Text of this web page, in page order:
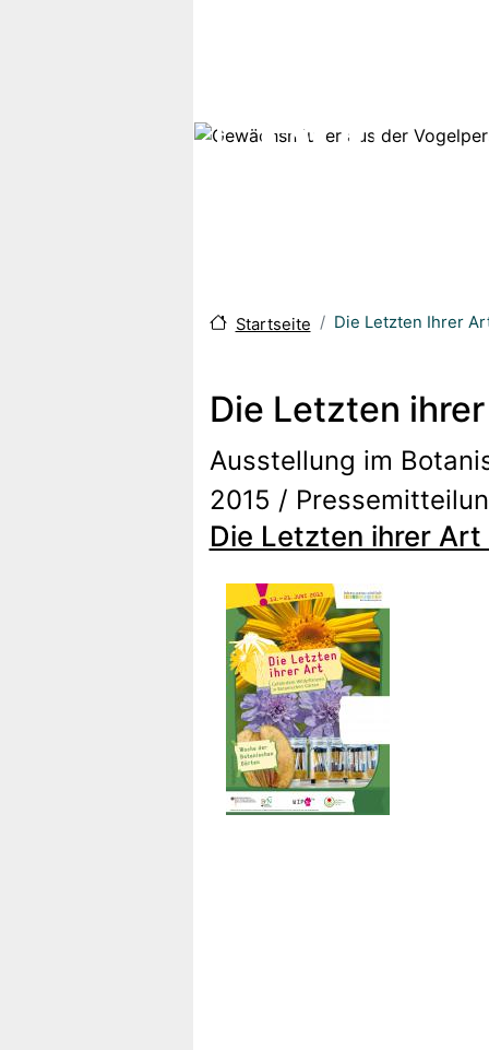
Startseite Die Letzten Ihrer
Die Letzten
Ausstellung im
2015 /
Die Letzten ihrer